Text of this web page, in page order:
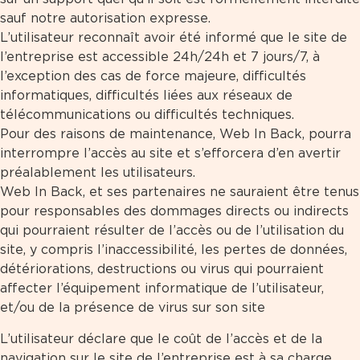
sauf notre autorisation expresse.
L’utilisateur reconnaît avoir été informé que le site de
l’entreprise est accessible 24h/24h et 7 jours/7, à
l’exception des cas de force majeure, difficultés
informatiques, difficultés liées aux réseaux de
télécommunications ou difficultés techniques.
Pour des raisons de maintenance, Web In Back, pourra
interrompre l’accès au site et s’efforcera d’en avertir
préalablement les utilisateurs.
Web In Back, et ses partenaires ne sauraient être tenus
pour responsables des dommages directs ou indirects
qui pourraient résulter de l’accès ou de l’utilisation du
site, y compris l’inaccessibilité, les pertes de données,
détériorations, destructions ou virus qui pourraient
affecter l’équipement informatique de l’utilisateur,
et/ou de la présence de virus sur son site
L’utilisateur déclare que le coût de l’accès et de la